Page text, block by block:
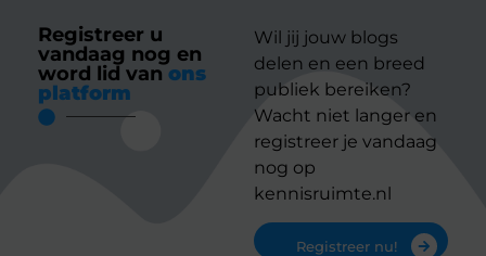
Registreer u
vandaag nog en
word lid van ons
platform
Wil jij jouw blogs
delen en een breed
publiek bereiken?
Wacht niet langer en
registreer je vandaag
nog op
kennisruimte.nl
Registreer nu!